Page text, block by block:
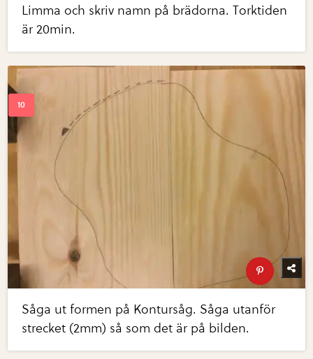
Limma och skriv namn på brädorna. Torktiden
är 20min.
Såga ut formen på Kontursåg. Såga utanför
strecket (2mm) så som det är på bilden.